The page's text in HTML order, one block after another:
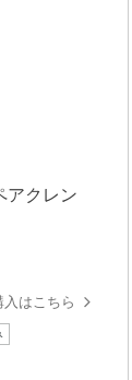
アクレン
はこちら